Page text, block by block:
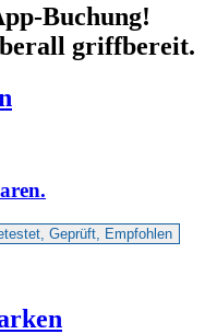
Buchung!
griffbereit.
Geprüft, Empfohlen